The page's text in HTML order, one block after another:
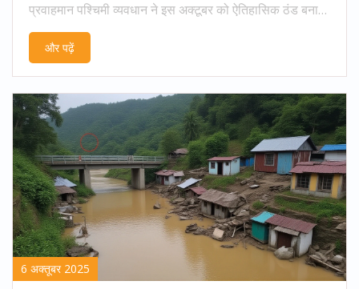
प्रवाहमान पश्चिमी व्यवधान ने इस अक्टूबर को ऐतिहासिक ठंड बना
दिया।
और पढ़ें
6 अक्तूबर 2025